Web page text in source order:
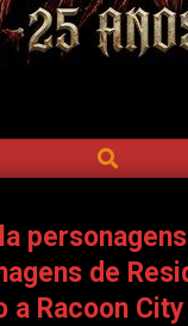
SEARCH
de
a Racoon City